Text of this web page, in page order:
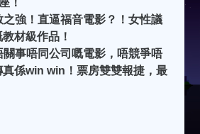
之強！直逼福音電影？！女性議
材級作品！
關事唔同公司嘅電影，唔競爭唔
真係win win！票房雙雙報捷，最